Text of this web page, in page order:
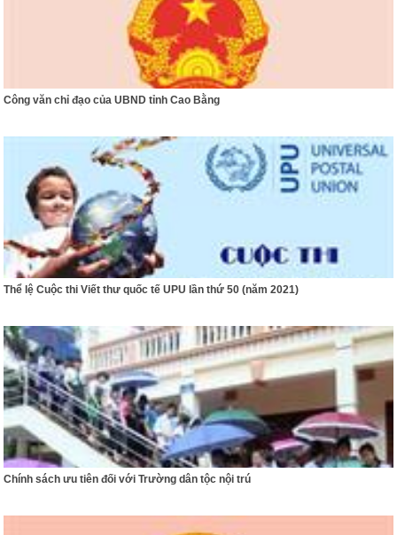
Công văn chỉ đạo của UBND tỉnh Cao Bằng
Thể lệ Cuộc thi Viết thư quốc tế UPU lần thứ 50 (năm 2021)
Chính sách ưu tiên đối với Trường dân tộc nội trú